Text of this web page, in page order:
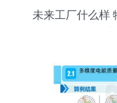
未来工厂什么样